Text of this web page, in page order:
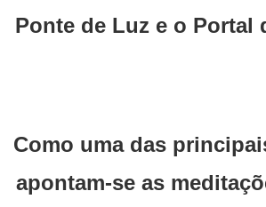
Ponte de Luz e o Portal
Como uma das
apontam-se as